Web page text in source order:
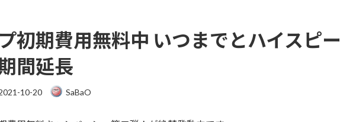
初期費用無料中 いつまでとハイスピー
間延長
10-20 SaBaO